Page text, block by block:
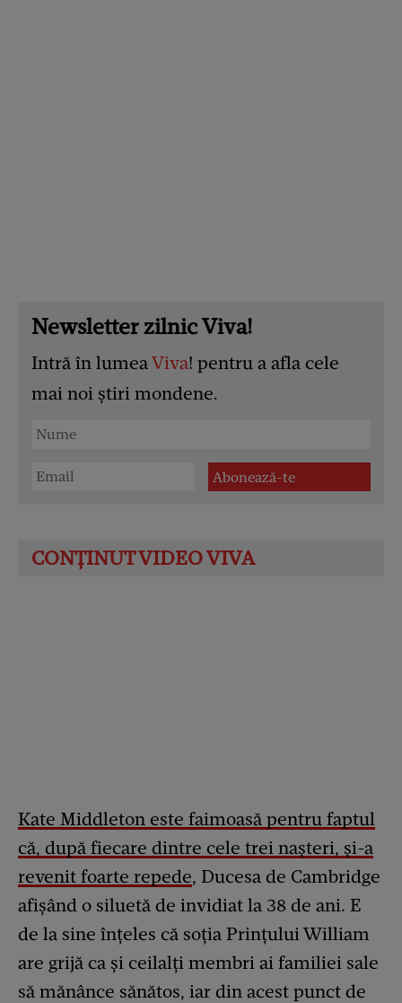
Newsletter zilnic Viva!
Intră în lumeaViva! pentru a afla cele
mai noi știri mondene.
Kate Middleton este faimoasă pentru faptul
că, după fiecare dintre cele trei nașteri, și-a
revenit foarte repede, Ducesa de Cambridge
afișând o siluetă de invidiat la 38 de ani. E
de la sine înțeles că soția Prințului William
are grijă ca și ceilalți membri ai familiei sale
să mănânce sănătos, iar din acest punct de